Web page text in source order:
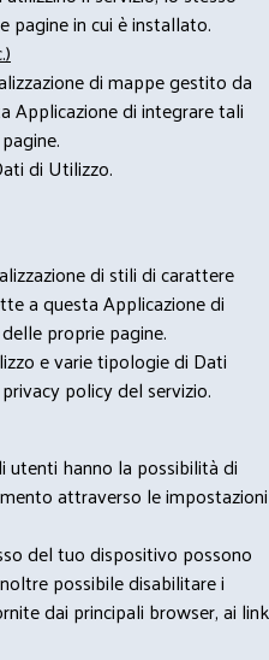
in cui è installato.
di mappe gestito da
Applicazione di integrare tali
di Utilizzo.
di stili di carattere
a questa Applicazione di
proprie pagine.
e varie tipologie di Dati
policy del servizio.
utenti hanno la possibilità di
attraverso le impostazioni
del tuo dispositivo possono
possibile disabilitare i
dai principali browser, ai link